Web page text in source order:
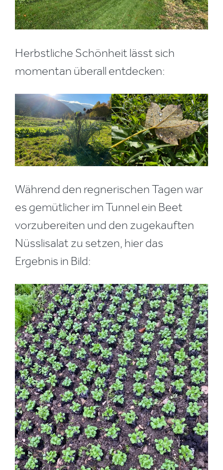
Herbstliche Schönheit lässt sich
momentan überall entdecken:
Während den regnerischen Tagen war
es gemütlicher im Tunnel ein Beet
vorzubereiten und den zugekauften
Nüsslisalat zu setzen, hier das
Ergebnis in Bild: